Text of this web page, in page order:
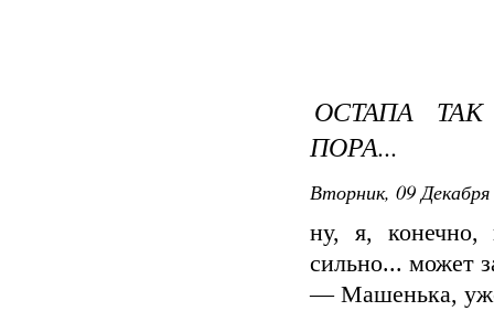
ОСТАПА
ПОРА...
Вторник, 09
ну, я, конечно,
сильно... может
— Машенька, уже